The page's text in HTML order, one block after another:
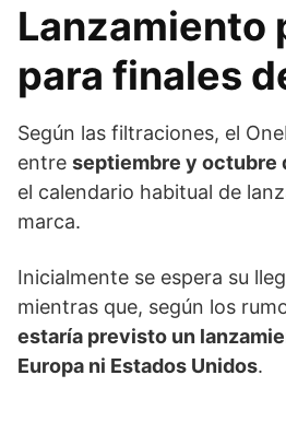
Lanzamiento
para finales
Según las filtraciones, el
entre septiembre y octubre
el calendario habitual de
marca.
Inicialmente se espera su
mientras que, según los
estaría previsto un
Europa ni Estados Unidos.